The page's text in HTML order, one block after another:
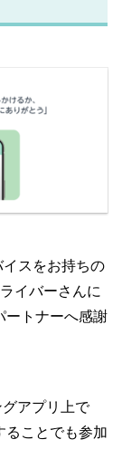
スをお持ちの
イバーさんに
ートナーへ感謝
アプリ上で
ることでも参加